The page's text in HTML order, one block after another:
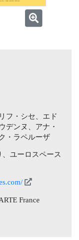
フ・シセ、エド
デンヌ、アナ・
・ラペルーザ
、ユーロスペース
France